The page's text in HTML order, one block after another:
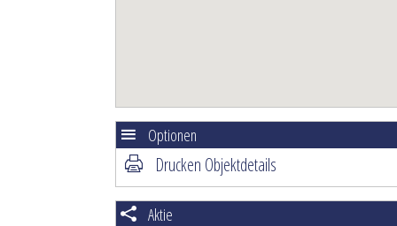
Optionen
Drucken Objektdetails
Aktie